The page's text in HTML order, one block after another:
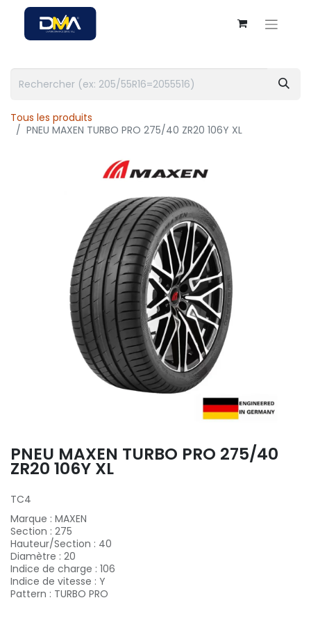
Tous les produits
PNEU MAXEN TURBO PRO 275/40 ZR20 106Y XL
PNEU MAXEN TURBO PRO 275/40
ZR20 106Y XL
TC4
Marque : MAXEN
Section : 275
Hauteur/Section : 40
Diamètre : 20
Indice de charge : 106
Indice de vitesse : Y
Pattern : TURBO PRO